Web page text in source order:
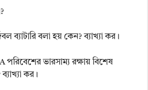
ব্যাটারি বলা হয় কেন? ব্যাখ্যা কর।
পরিবেশের ভারসাম্য রক্ষায় বিশেষ
কর।